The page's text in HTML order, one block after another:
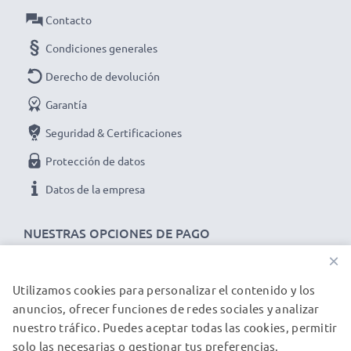
NUESTRAS OPCIONES DE PAGO
Contacto
Condiciones generales
Derecho de devolución
Garantía
Seguridad & Certificaciones
Protección de datos
Datos de la empresa
NUESTROS PARTNERS DE ENVÍO
×
Utilizamos cookies para personalizar el contenido y los
anuncios, ofrecer funciones de redes sociales y analizar
nuestro tráfico. Puedes aceptar todas las cookies, permitir
solo las necesarias o gestionar tus preferencias.